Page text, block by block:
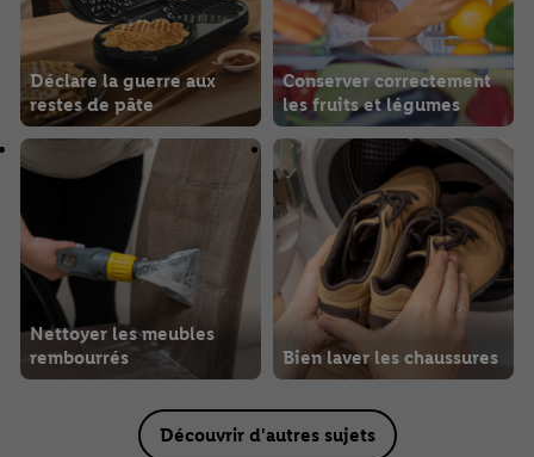
Déclare la guerre aux
restes de pâte
Conserver correctement
les fruits et légumes
Nettoyer les meubles
rembourrés
Bien laver les chaussures
Découvrir d'autres sujets